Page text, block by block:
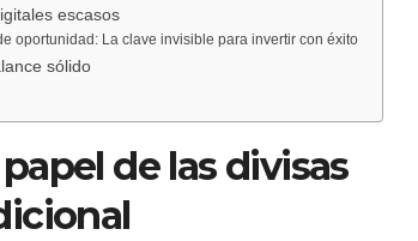
escasos
oportunidad: La clave invisible para invertir con éxito
sólido
de las divisas